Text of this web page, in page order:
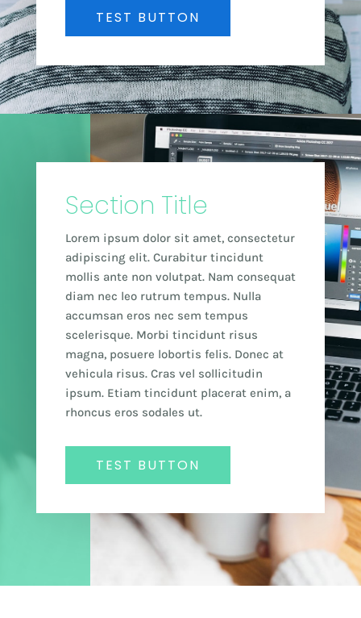
TEST BUTTON
Section Title
Lorem ipsum dolor sit amet, consectetur
adipiscing elit. Curabitur tincidunt
mollis ante non volutpat. Nam consequat
diam nec leo rutrum tempus. Nulla
accumsan eros nec sem tempus
scelerisque. Morbi tincidunt risus
magna, posuere lobortis felis. Donec at
vehicula risus. Cras vel sollicitudin
ipsum. Etiam tincidunt placerat enim, a
rhoncus eros sodales ut.
TEST BUTTON